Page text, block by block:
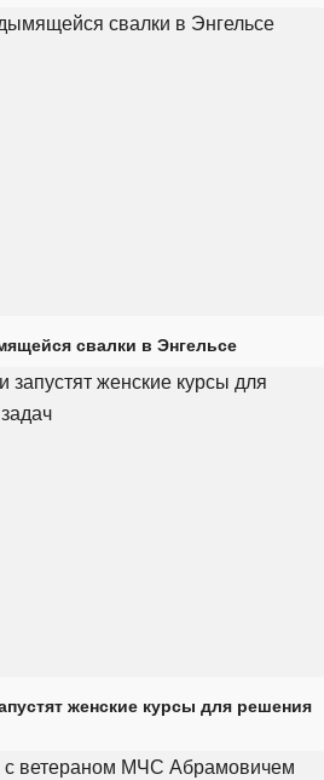
свалки в Энгельсе
женские курсы для решения